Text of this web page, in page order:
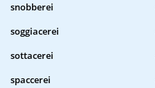
snobberei
soggiacerei
sottacerei
spaccerei